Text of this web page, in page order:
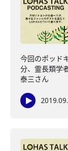
今回のポッド
分、霊長類学
泰三さん